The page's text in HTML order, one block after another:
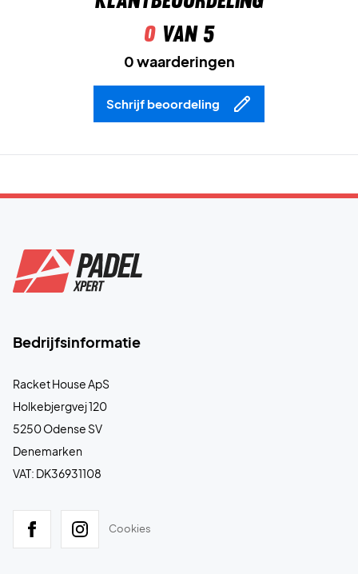
0van 5
0 waarderingen
Schrijf beoordeling
Bedrijfsinformatie
Racket House ApS
Holkebjergvej 120
5250 Odense SV
Denemarken
VAT: DK36931108
Cookies